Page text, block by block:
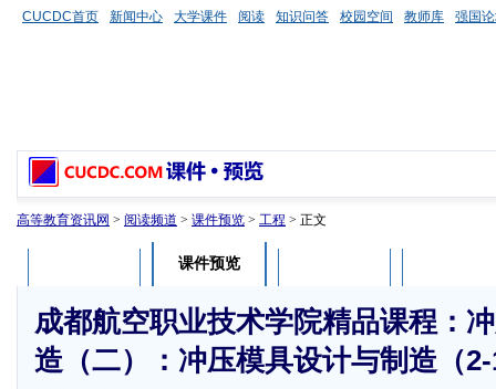
CUCDC首页 新闻中心 大学课件 阅读 知识问答 校园空间 教师库 强国
高等教育资讯网 > 阅读频道 > 课件预览 > 工程 > 正文
课件预览
成都航空职业技术学院精品课程：
造（二）：冲压模具设计与制造（